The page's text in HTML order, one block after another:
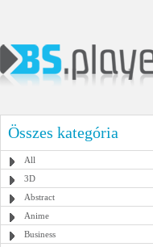
Összes kategória
All
3D
Abstract
Anime
Business